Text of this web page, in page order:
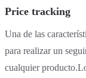
Price tracking
Una de las
para realizar un
cualquier